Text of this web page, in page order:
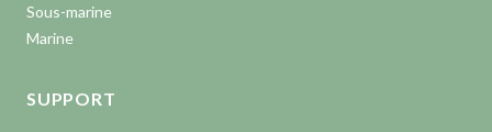
Sous-marine
Marine
SUPPORT